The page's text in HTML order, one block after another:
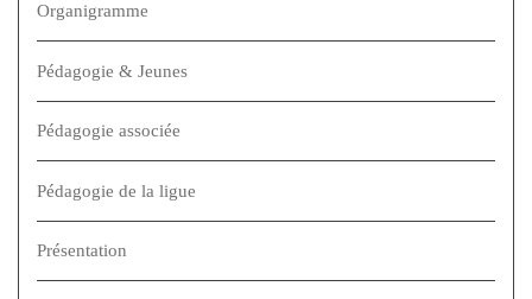
Organigramme
Pédagogie & Jeunes
Pédagogie associée
Pédagogie de la ligue
Présentation